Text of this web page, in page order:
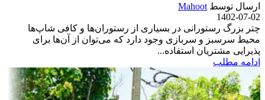
ارسال توسط Mahoot
1402-07-02
چتر بزرگ رستورانی در بسیاری از رستوران‌ها و کافی شاپ‌ها
محیط سرسبز و سربازی وجود دارد که می‌توان از آن‌ها برای
پذیرایی مشتریان استفاده...
ادامه مطلب